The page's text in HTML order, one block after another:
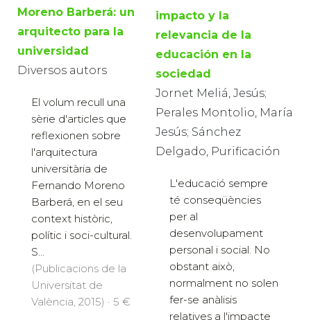
Moreno Barberá: un
arquitecto para la
universidad
Diversos autors
El volum recull una
sèrie d'articles que
reflexionen sobre
l'arquitectura
universitària de
Fernando Moreno
Barberá, en el seu
context històric,
polític i soci-cultural.
S...
(Publicacions de la
Universitat de
València, 2015) · 5 €
impacto y la
relevancia de la
educación en la
sociedad
Jornet Meliá, Jesús;
Perales Montolio, María
Jesús; Sánchez
Delgado, Purificación
L'educació sempre
té conseqüències
per al
desenvolupament
personal i social. No
obstant això,
normalment no solen
fer-se anàlisis
relatives a l'impacte